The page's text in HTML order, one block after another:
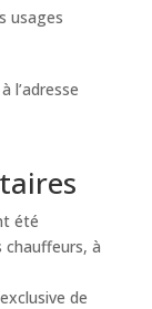
usages
l’adresse
été
chauffeurs, à
de